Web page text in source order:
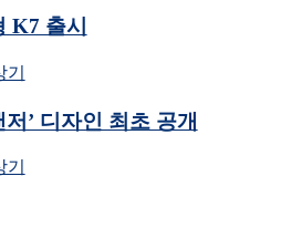
K7 출시
’ 디자인 최초 공개